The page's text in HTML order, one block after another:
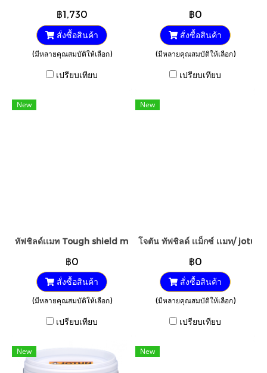
฿1,730
สั่งซื้อสินค้า
(มีหลายคุณสมบัติให้เลือก)
เปรียบเทียบ
฿0
สั่งซื้อสินค้า
(มีหลายคุณสมบัติให้เลือก)
เปรียบเทียบ
New
ทัฟชิลด์เเมท Tough shield matt
฿0
สั่งซื้อสินค้า
(มีหลายคุณสมบัติให้เลือก)
เปรียบเทียบ
New
โจตัน ทัฟชิลด์ เเม็กซ์ เเมท/
฿0
สั่งซื้อสินค้า
(มีหลายคุณสมบัติให้เลือก)
เปรียบเทียบ
New New